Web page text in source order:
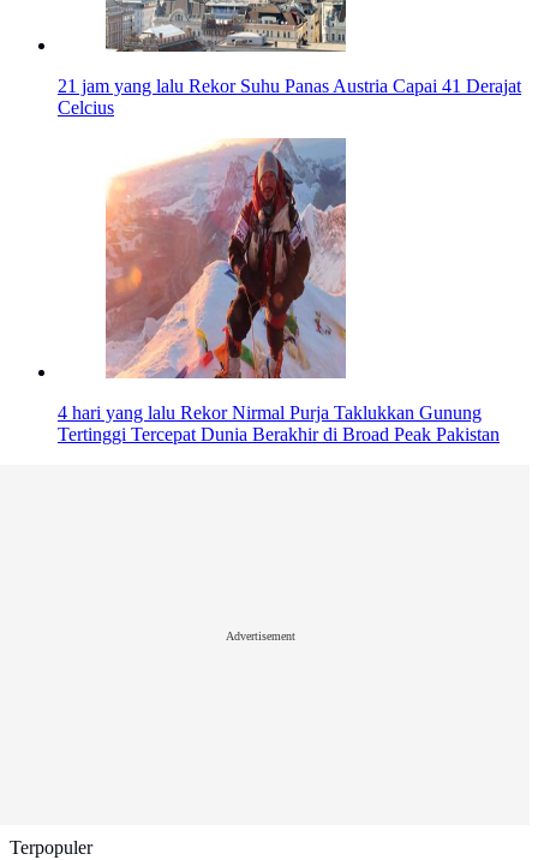
21 jam yang lalu Rekor Suhu Panas Austria Capai 41 Derajat
Celcius
4 hari yang lalu Rekor Nirmal Purja Taklukkan Gunung
Tertinggi Tercepat Dunia Berakhir di Broad Peak Pakistan
Advertisement
Terpopuler